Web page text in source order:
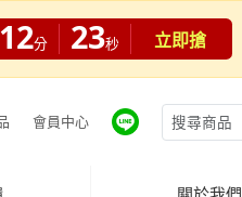
會員中心
12分 21秒 立即搶